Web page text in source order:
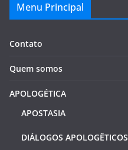
Menu Principal
Contato
Quem somos
APOLOGÉTICA
APOSTASIA
DIÁLOGOS APOLOGÊTICOS